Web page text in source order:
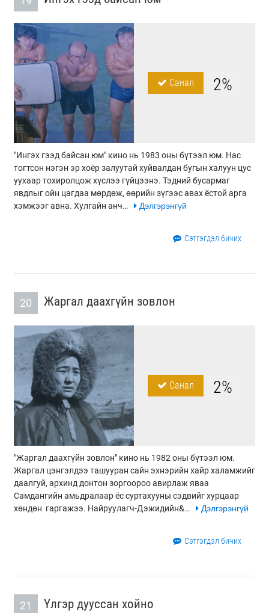
Санал 2%
"Ингэх гээд байсан юм" кино нь 1983 оны бүтээл юм. Нас
тогтсон нэгэн эр хоёр залуутай хуйвалдан бугын халуун цус
уухаар тохиролцож хүслээ гүйцээнэ. Тэдний бусармаг
явдлыг ойн цагдаа мөрдөж, өөрийн зүгээс авах ёстой арга
хэмжээг авна. Хулгайн анч…
Дэлгэрэнгүй
Сэтгэгдэл бичих
20 Жаргал даахгүйн зовлон
Санал 2%
"Жаргал даахгүйн зовлон" кино нь 1982 оны бүтээл юм.
Жаргал цэнгэлдээ ташууран сайн эхнэрийн хайр халамжийг
даалгуй, архинд донтон зоргоороо авирлаж яваа
Самдангийн амьдралаар ёс суртахууны сэдвийг хурцаар
хөндөн гаргажээ. Найруулагч-Дэжидийн&…
Дэлгэрэнгүй
Сэтгэгдэл бичих
21 Үлгэр дууссан хойно